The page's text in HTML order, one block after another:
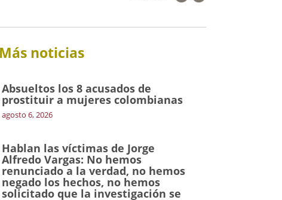
Más noticias
Absueltos los 8 acusados de
prostituir a mujeres colombianas
agosto 6, 2026
Hablan las víctimas de Jorge
Alfredo Vargas: No hemos
renunciado a la verdad, no hemos
negado los hechos, no hemos
solicitado que la investigación se